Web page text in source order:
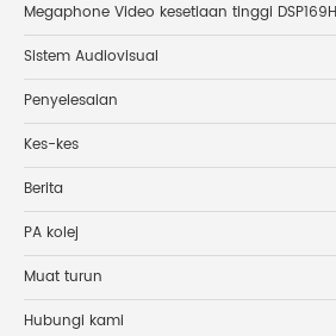
Megaphone Video kesetiaan tinggi
Sistem Audiovisual
Penyelesaian
Kes-kes
Berita
PA kolej
Muat turun
Hubungi kami